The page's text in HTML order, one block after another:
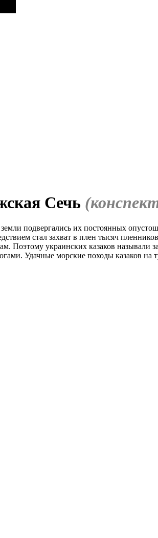
Сечь
подвергались их постоянных
стал захват в плен тысяч
Поэтому украинских казаков называли
Удачные морские походы казаков на